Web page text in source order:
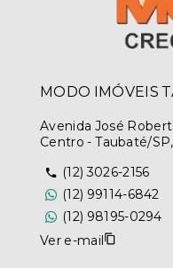
MODO IMÓVEIS
Avenida José
Centro - Taubaté/
(12) 3026-2156
(12) 99114-6842
(12) 98195-0294
Ver e-mail